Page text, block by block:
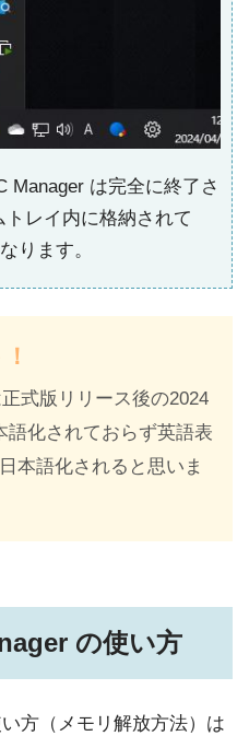
Manager は完全に終了さ
レイ内に格納されて
ります。
式版リリース後の2024
語化されておらず英語表
本語化されると思いま
の使い方
方（メモリ解放方法）は